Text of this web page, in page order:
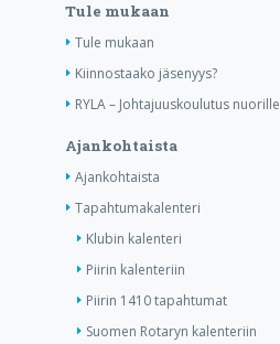
Tule mukaan
Tule mukaan
Kiinnostaako jäsenyys?
RYLA – Johtajuuskoulutus nuorille
Ajankohtaista
Ajankohtaista
Tapahtumakalenteri
Klubin kalenteri
Piirin kalenteriin
Piirin 1410 tapahtumat
Suomen Rotaryn kalenteriin